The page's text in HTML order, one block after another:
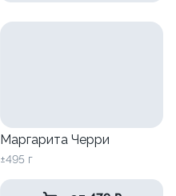
Маргарита Черри
±495 г